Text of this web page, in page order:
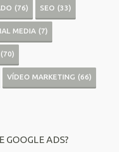
(76) SEO (33)
MEDIA (7)
(70)
VÍDEO MARKETING (66)
GOOGLE ADS?